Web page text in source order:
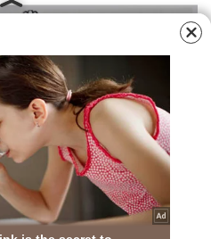
Yapmayı Anayasal